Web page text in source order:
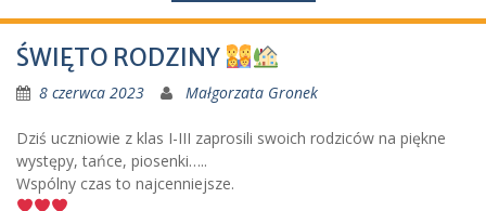
ŚWIĘTO RODZINY
8 czerwca 2023 Małgorzata Gronek
Dziś uczniowie z klas I-III zaprosili swoich rodziców na piękne
występy, tańce, piosenki…..
Wspólny czas to najcenniejsze.